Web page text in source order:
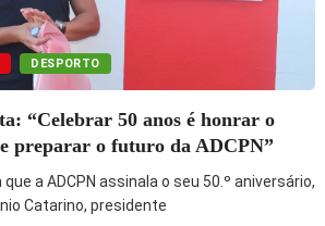
DESPORTO
“Celebrar 50 anos é honrar o
e preparar o futuro da ADCPN”
que a ADCPN assinala o seu 50.º aniversário,
Catarino, presidente